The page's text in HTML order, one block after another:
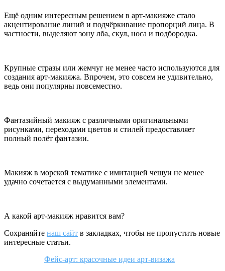
Ещё одним интересным решением в арт-макияже стало
акцентирование линий и подчёркивание пропорций лица. В
частности, выделяют зону лба, скул, носа и подбородка.
Крупные стразы или жемчуг не менее часто используются для
создания арт-макияжа. Впрочем, это совсем не удивительно,
ведь они популярны повсеместно.
Фантазийный макияж с различными оригинальными
рисунками, переходами цветов и стилей предоставляет
полный полёт фантазии.
Макияж в морской тематике с имитацией чешуи не менее
удачно сочетается с выдуманными элементами.
А какой арт-макияж нравится вам?
Сохраняйте наш сайт в закладках, чтобы не пропустить новые
интересные статьи.
Фейс-арт: красочные идеи арт-визажа